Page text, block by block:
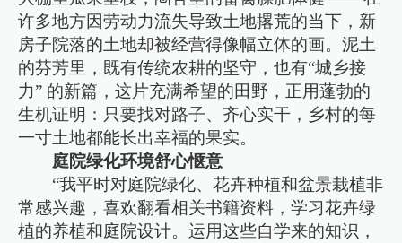
许多地方因劳动力流失导致土地撂荒的当下，新
房子院落的土地却被经营得像幅立体的画。泥土
的芬芳里，既有传统农耕的坚守，也有“城乡接
力” 的新篇，这片充满希望的田野，正用蓬勃的
生机证明：只要找对路子、齐心实干，乡村的每
一寸土地都能长出幸福的果实。
庭院绿化环境舒心惬意
“我平时对庭院绿化、花卉种植和盆景栽植非
常感兴趣，喜欢翻看相关书籍资料，学习花卉绿
植的养植和庭院设计。运用这些自学来的知识，